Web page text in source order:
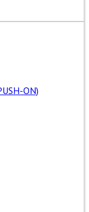
ON)